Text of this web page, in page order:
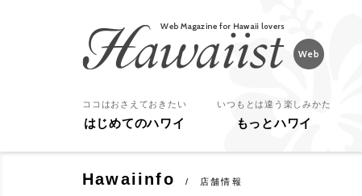
ココはおさえておきたい
はじめてのハワイ
いつもとは違う楽しみかた
もっとハワイ
Hawaiinfo 店舗情報